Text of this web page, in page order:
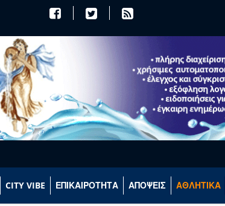
CITY VIBE ΕΠΙΚΑΙΡΟΤΗΤΑ ΑΠΟΨΕΙΣ ΑΘΛΗΤΙΚΑ